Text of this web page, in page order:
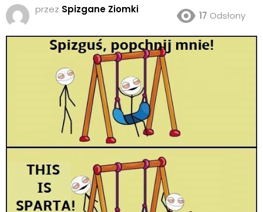
przez Spizgane Ziomki
17 Odsłony